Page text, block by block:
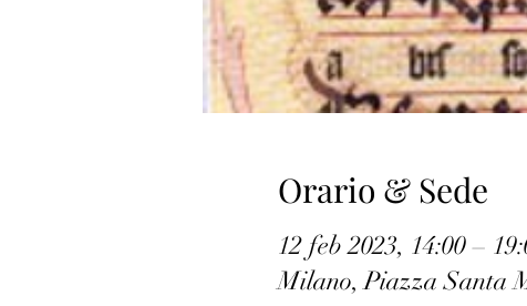
Orario & Sede
12 feb 2023, 14:00 –
Milano, Piazza Santa